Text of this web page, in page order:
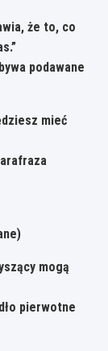
że to, co
podawane
mieć
mogą
pierwotne